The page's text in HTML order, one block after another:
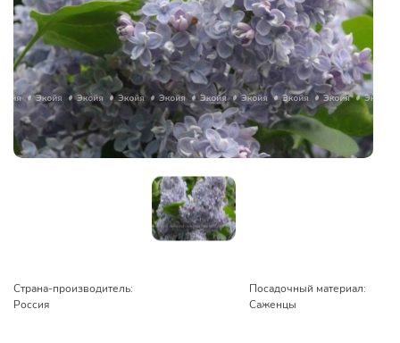
Страна-производитель:
Россия
Посадочный материал:
Саженцы